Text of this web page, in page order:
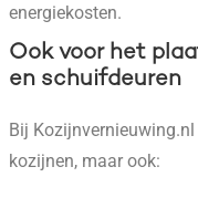
energiekosten.
Ook voor het
en schuifdeuren
Bij
kozijnen, maar ook: